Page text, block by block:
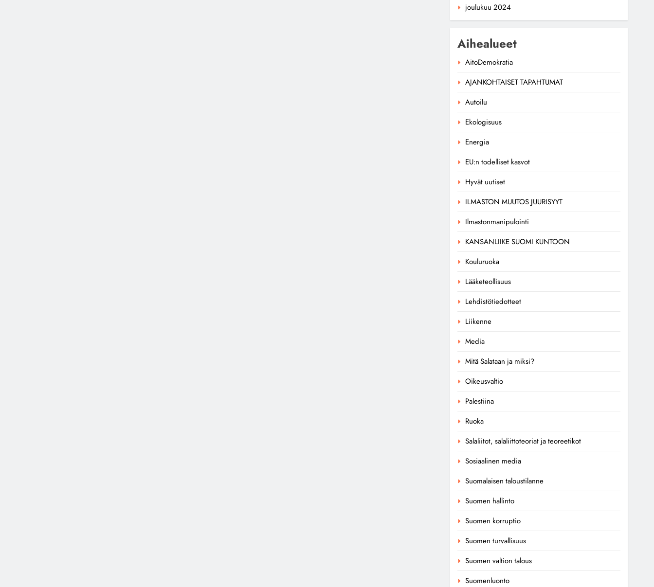
joulukuu 2024
Aihealueet
AitoDemokratia
AJANKOHTAISET TAPAHTUMAT
Autoilu
Ekologisuus
Energia
EU:n todelliset kasvot
Hyvät uutiset
ILMASTON MUUTOS JUURISYYT
Ilmastonmanipulointi
KANSANLIIKE SUOMI KUNTOON
Kouluruoka
Lääketeollisuus
Lehdistötiedotteet
Liikenne
Media
Mitä Salataan ja miksi?
Oikeusvaltio
Palestiina
Ruoka
Salaliitot, salaliittoteoriat ja teoreetikot
Sosiaalinen media
Suomalaisen taloustilanne
Suomen hallinto
Suomen korruptio
Suomen turvallisuus
Suomen valtion talous
Suomenluonto